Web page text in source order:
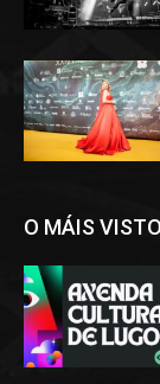
O MÁIS VISTO